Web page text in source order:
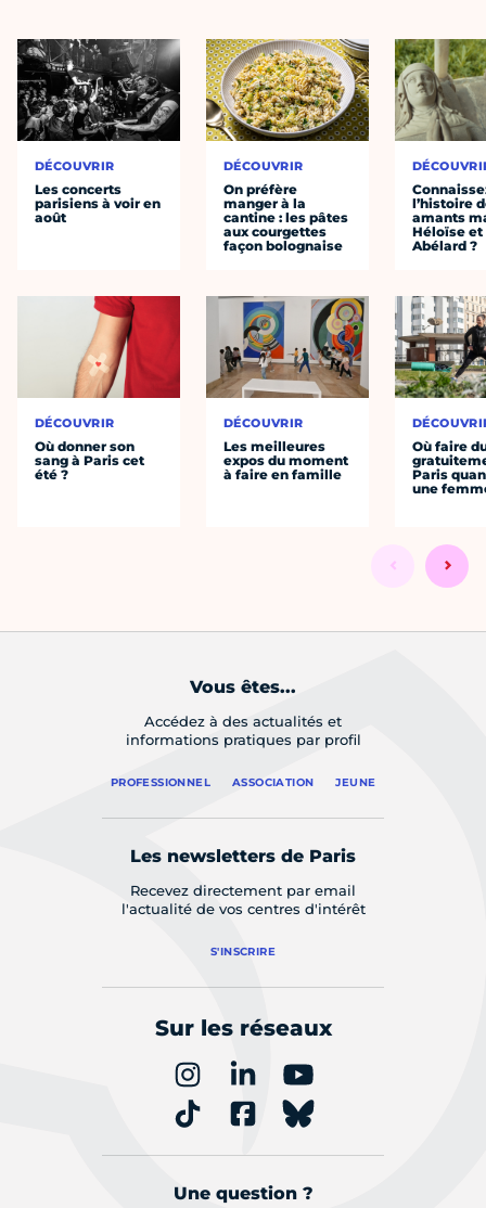
DÉCOUVRIR
Les concerts
parisiens à voir en
août
DÉCOUVRIR
Où donner son
sang à Paris cet
été ?
DÉCOUVRIR
On préfère
manger à la
cantine : les pâtes
aux courgettes
façon bolognaise
DÉCOUVRIR
Les meilleures
expos du moment
à faire en famille
l’histoire
amants
Héloïse et
Abélard ?
Où faire
Paris
une
Vous êtes...
Accédez à des actualités et
informations pratiques par profil
PROFESSIONNEL ASSOCIATION JEUNE
Les newsletters de Paris
Recevez directement par email
l'actualité de vos centres d'intérêt
S'INSCRIRE
Sur les réseaux
Une question ?